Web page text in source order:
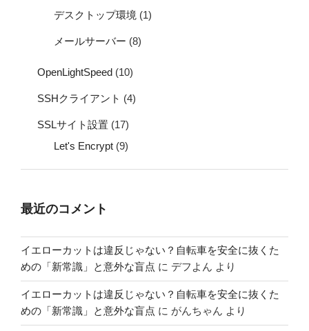
デスクトップ環境 (1)
メールサーバー (8)
OpenLightSpeed (10)
SSHクライアント (4)
SSLサイト設置 (17)
Let's Encrypt (9)
最近のコメント
イエローカットは違反じゃない？自転車を安全に抜くた
めの「新常識」と意外な盲点 に デフよん より
イエローカットは違反じゃない？自転車を安全に抜くた
めの「新常識」と意外な盲点 に がんちゃん より